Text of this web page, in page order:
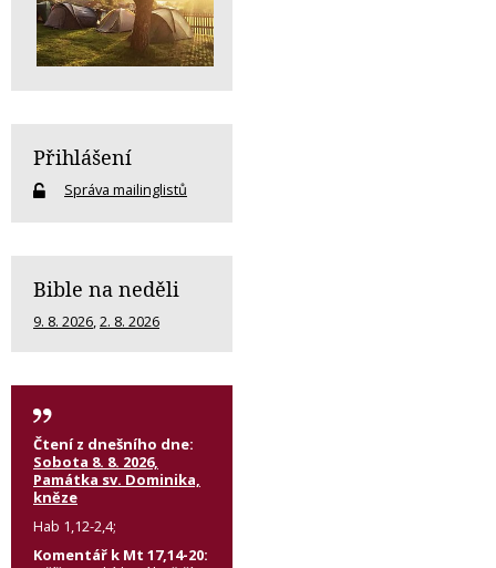
Přihlášení
Správa mailinglistů
Bible na neděli
9. 8. 2026,2. 8. 2026
Čtení z dnešního dne:
Sobota 8. 8. 2026,
Památka sv. Dominika,
kněze
Hab 1,12-2,4;
Komentář k Mt 17,14-20: